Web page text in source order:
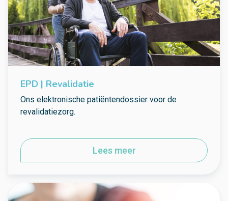
EPD | Revalidatie
Ons elektronische patiëntendossier voor de
revalidatiezorg.
Lees meer